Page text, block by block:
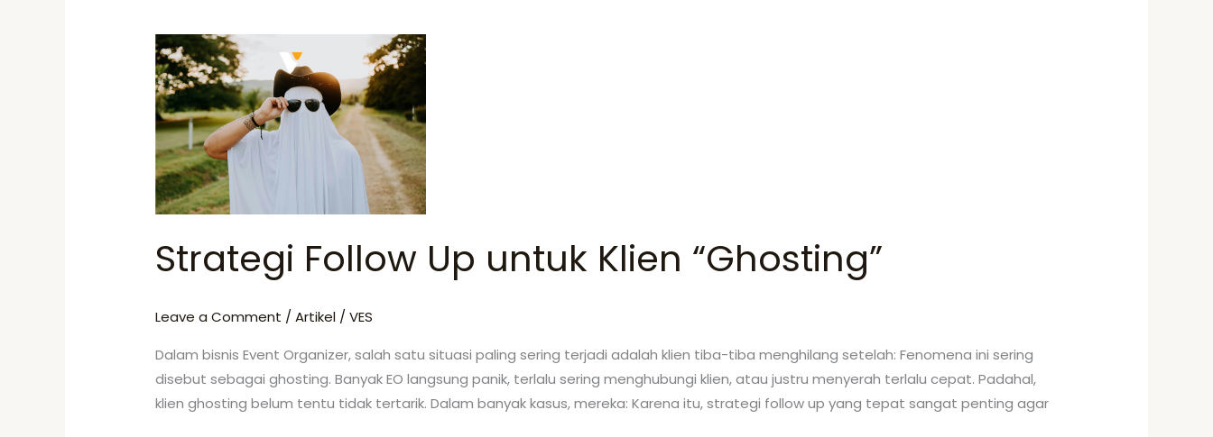
Strategi Follow Up untuk Klien “Ghosting”
Leave a Comment /Artikel /VES
Dalam bisnis Event Organizer, salah satu situasi paling sering terjadi adalah klien tiba-tiba menghilang setelah: Fenomena ini sering
disebut sebagai ghosting. Banyak EO langsung panik, terlalu sering menghubungi klien, atau justru menyerah terlalu cepat. Padahal,
klien ghosting belum tentu tidak tertarik. Dalam banyak kasus, mereka: Karena itu, strategi follow up yang tepat sangat penting agar
Strategi
Follow
Up
untuk
Klien
“Ghosting”